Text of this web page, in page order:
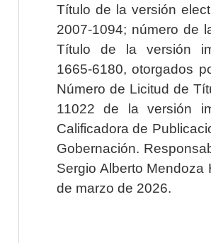
Título de la versión
2007-1094; número de
Título de la versión
1665-6180, otorgados
Número de Licitud de
11022 de la versión
Calificadora de
Gobernación.
Sergio Alberto
de marzo de 2026.